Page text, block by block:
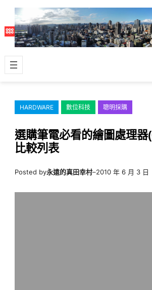
主
容
HARDWARE 數位科技 聰明採購
選購筆電必看的繪圖處理器
比較列表
Posted by永遠的真田幸村–2010 年 6 月 3 日